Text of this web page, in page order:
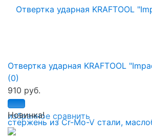
избранное сравнить
Отвертка ударная KRAFTOOL
(0)
910 руб.
Новинка!